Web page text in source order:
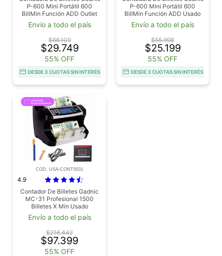
P-600 Mini Portátil 600
BillMin Función ADD Outlet
Envío a todo el país
$66.109
$29.749
55% OFF
DESDE 3 CUOTAS SIN INTERÉS
P-600 Mini Portátil 600
BillMin Función ADD Usado
Envío a todo el país
$55.998
$25.199
55% OFF
DESDE 3 CUOTAS SIN INTERÉS
COD. USA-CONT0031
4.9
Contador De Billetes Gadnic
MC-31 Profesional 1500
Billetes X Min Usado
Envío a todo el país
$216.442
$97.399
55% OFF